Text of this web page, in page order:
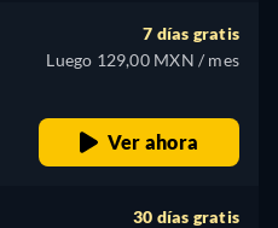
7 días gratis
Luego 129,00 MXN / mes
Ver ahora
30 días gratis